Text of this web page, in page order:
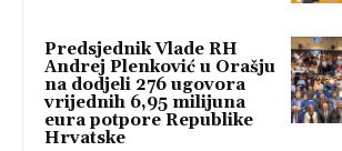
Predsjednik Vlade RH
Andrej Plenković u Orašju
na dodjeli 276 ugovora
vrijednih 6,95 milijuna
eura potpore Republike
Hrvatske